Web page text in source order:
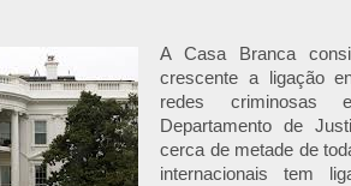
A Casa Branca
crescente a ligação
redes criminosas
Departamento de
cerca de metade de
internacionais tem